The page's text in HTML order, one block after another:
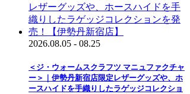
2026.08.05 - 08.25
＜ジ・ウォームスクラフツ マニュファクチャ
ー＞｜伊勢丹新宿店限定レザーグッズや、ホ
ースハイドを手織りしたラゲッジコレクショ